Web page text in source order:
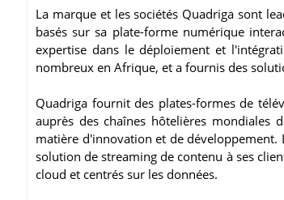
La marque et les sociétés Quadriga sont
basés sur sa plate-forme numérique
expertise dans le déploiement et
nombreux en Afrique, et a fournis des
Quadriga fournit des plates-formes de
auprès des chaînes hôtelières
matière d'innovation et de
solution de streaming de contenu à ses
cloud et centrés sur les données.